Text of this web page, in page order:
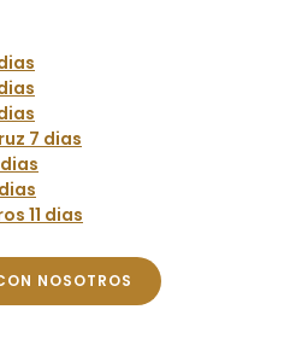
7 dias
11 dias
NOSOTROS